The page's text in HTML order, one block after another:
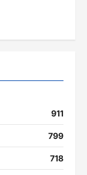
911
799
718